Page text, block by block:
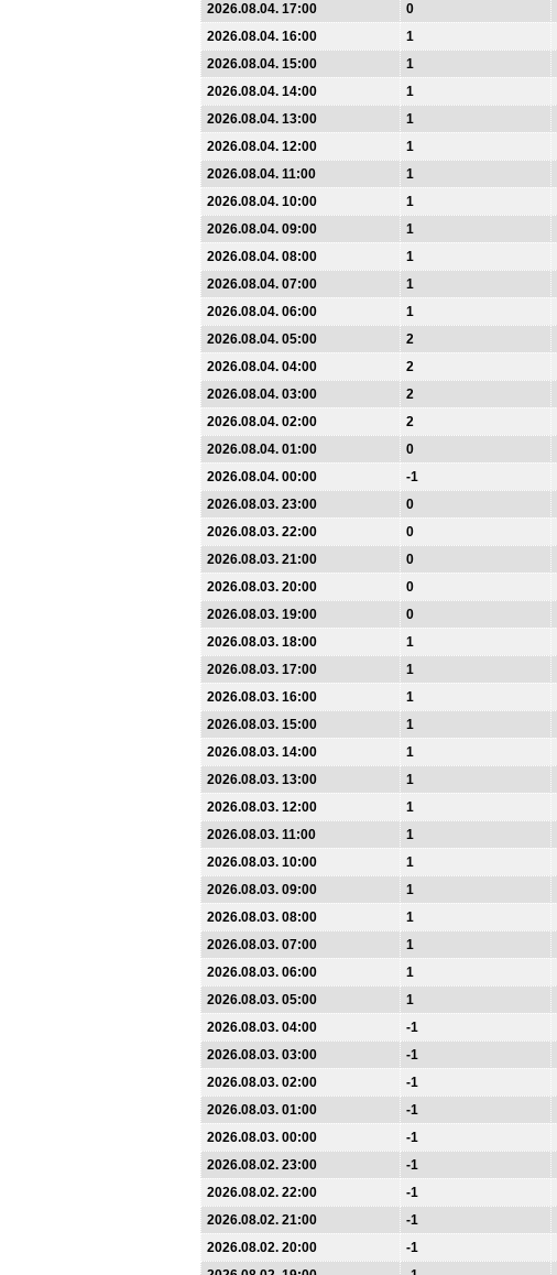
2026.08.04. 17:00
0
2026.08.04. 16:00
1
2026.08.04. 15:00
1
2026.08.04. 14:00
1
2026.08.04. 13:00
1
2026.08.04. 12:00
1
2026.08.04. 11:00
1
2026.08.04. 10:00
1
2026.08.04. 09:00
1
2026.08.04. 08:00
1
2026.08.04. 07:00
1
2026.08.04. 06:00
1
2026.08.04. 05:00
2
2026.08.04. 04:00
2
2026.08.04. 03:00
2
2026.08.04. 02:00
2
2026.08.04. 01:00
0
2026.08.04. 00:00
-1
2026.08.03. 23:00
0
2026.08.03. 22:00
0
2026.08.03. 21:00
0
2026.08.03. 20:00
0
2026.08.03. 19:00
0
2026.08.03. 18:00
1
2026.08.03. 17:00
1
2026.08.03. 16:00
1
2026.08.03. 15:00
1
2026.08.03. 14:00
1
2026.08.03. 13:00
1
2026.08.03. 12:00
1
2026.08.03. 11:00
1
2026.08.03. 10:00
1
2026.08.03. 09:00
1
2026.08.03. 08:00
1
2026.08.03. 07:00
1
2026.08.03. 06:00
1
2026.08.03. 05:00
1
2026.08.03. 04:00
-1
2026.08.03. 03:00
-1
2026.08.03. 02:00
-1
2026.08.03. 01:00
-1
2026.08.03. 00:00
-1
2026.08.02. 23:00
-1
2026.08.02. 22:00
-1
2026.08.02. 21:00
-1
2026.08.02. 20:00
-1